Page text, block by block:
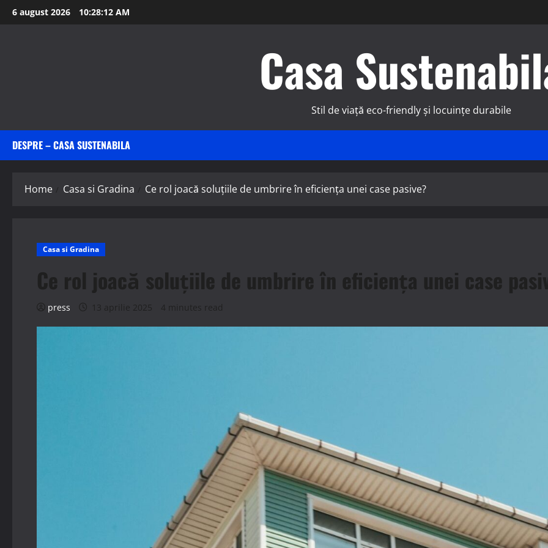
Skip
to
6 august 2026 10:28:14 AM
Casa
Stil de viață eco-friendly și locuințe durabile
DESPRE – CASA SUSTENABILA
Home Casa si Gradina Ce rol joacă soluțiile de umbrire în eficiența unei case pasive?
Casa si Gradina
Ce rol joacă soluțiile de umbrire în eficiența unei case
press 13 aprilie 2025 4 minutes read